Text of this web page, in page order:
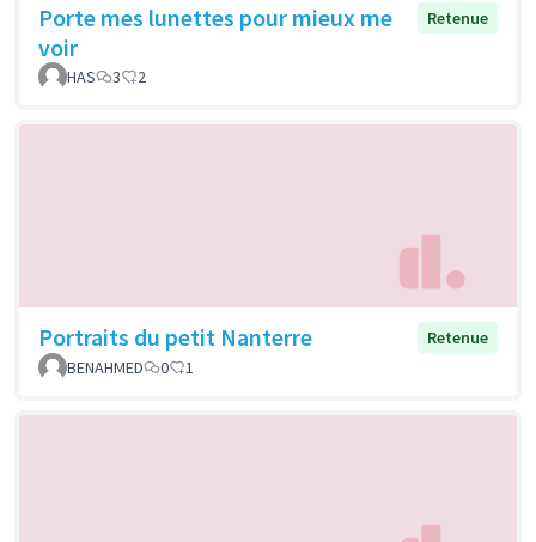
Porte mes lunettes pour mieux me
voir
Retenue
HAS 3 2
Portraits du petit Nanterre
Retenue
BENAHMED
0 1